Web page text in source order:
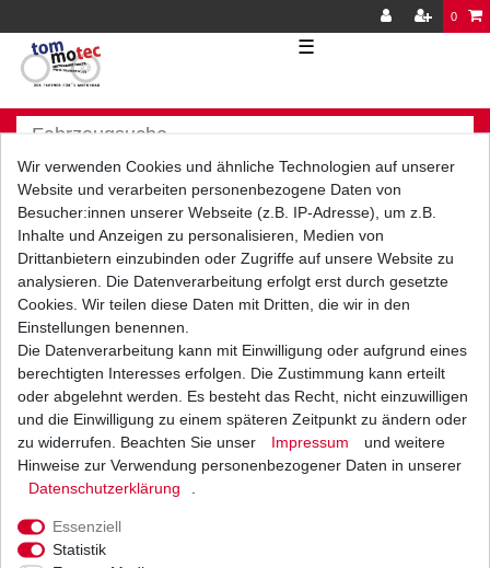
0
☰
Versand
Ab einem Warenwert von
500 Euro versenden wir
die Ware kostenlos zu
Bezahlarten
Vorkasse
Barzahlung bei Abholung in
53783 Eitorf (
Bitte
unbedingt Termin
Wir verwenden Cookies und ähnliche Technologien auf unserer
Website und verarbeiten personenbezogene Daten von
Besucher:innen unserer Webseite (z.B. IP-Adresse), um z.B.
Inhalte und Anzeigen zu personalisieren, Medien von
Drittanbietern einzubinden oder Zugriffe auf unsere Website zu
analysieren. Die Datenverarbeitung erfolgt erst durch gesetzte
Cookies. Wir teilen diese Daten mit Dritten, die wir in den
Einstellungen benennen.
Die Datenverarbeitung kann mit Einwilligung oder aufgrund eines
berechtigten Interesses erfolgen. Die Zustimmung kann erteilt
oder abgelehnt werden. Es besteht das Recht, nicht einzuwilligen
und die Einwilligung zu einem späteren Zeitpunkt zu ändern oder
zu widerrufen. Beachten Sie unser
Impressum
und weitere
Hinweise zur Verwendung personenbezogener Daten in unserer
Daten­schutz­erklärung
Essenziell
Statistik